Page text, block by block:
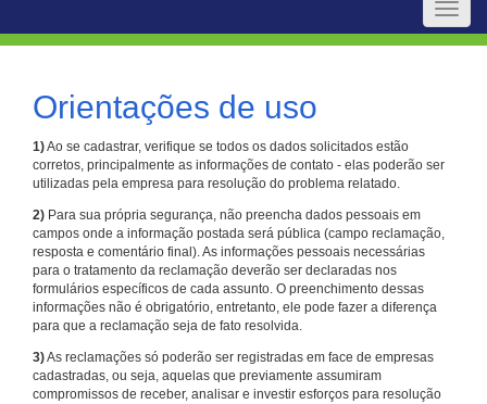
Toggle
Orientações de uso
1)Ao se cadastrar, verifique se todos os dados solicitados estão
corretos, principalmente as informações de contato - elas poderão ser
utilizadas pela empresa para resolução do problema relatado.
2) Para sua própria segurança, não preencha dados pessoais em
campos onde a informação postada será pública (campo reclamação,
resposta e comentário final). As informações pessoais necessárias
para o tratamento da reclamação deverão ser declaradas nos
formulários específicos de cada assunto. O preenchimento dessas
informações não é obrigatório, entretanto, ele pode fazer a diferença
para que a reclamação seja de fato resolvida.
3)As reclamações só poderão ser registradas em face de empresas
cadastradas, ou seja, aquelas que previamente assumiram
compromissos de receber, analisar e investir esforços para resolução